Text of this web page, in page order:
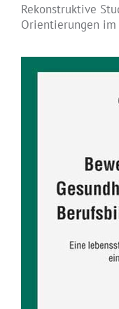
Rekonstruktive
Orientierungen